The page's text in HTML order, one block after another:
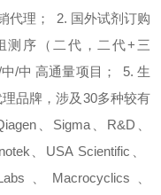
代理； 2. 国外试剂订购
测序（二代，二代+ 三
中/中 高通量项目； 5. 生
品牌，涉及 30多种较有
、 Sigma、 R&D
USA Scientific
Macrocyclics